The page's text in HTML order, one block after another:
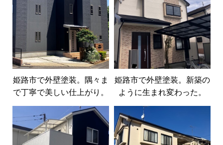
姫路市で外壁塗装。隅々ま
で丁寧で美しい仕上がり。
姫路市で外壁塗装。新築の
ように生まれ変わった。